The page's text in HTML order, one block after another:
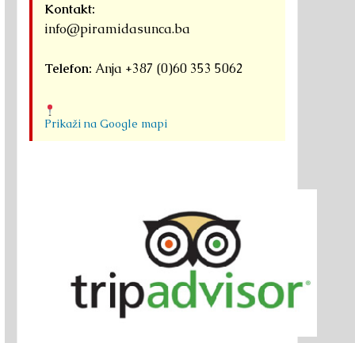
Kontakt:
info@piramidasunca.ba
Telefon: Anja +387 (0)60 353 5062
Prikaži na Google mapi